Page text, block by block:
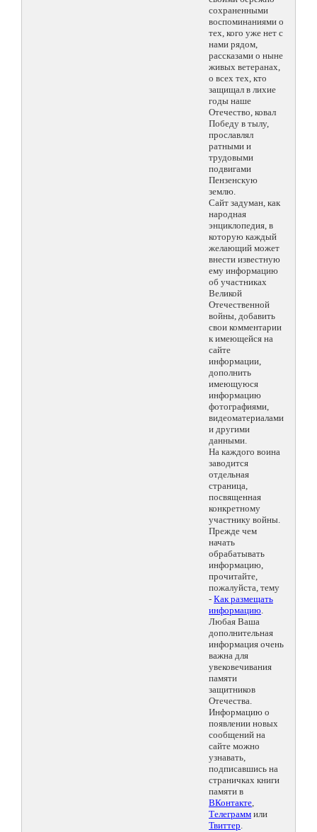
сохраненными
воспоминаниями о
тех, кого уже нет с
нами рядом,
рассказами о ныне
живых ветеранах,
о всех тех, кто
защищал в лихие
годы наше
Отечество, ковал
Победу в тылу,
прославлял
ратными и
трудовыми
подвигами
Пензенскую
землю.
Сайт задуман, как
народная
энциклопедия, в
которую каждый
желающий может
внести известную
ему информацию
об участниках
Великой
Отечественной
войны, добавить
свои комментарии
к имеющейся на
сайте
информации,
дополнить
имеющуюся
информацию
фотографиями,
видеоматериалами
и другими
данными.
На каждого воина
заводится
отдельная
страница,
посвященная
конкретному
участнику войны.
Прежде чем
начать
обрабатывать
информацию,
прочитайте,
пожалуйста, тему
- Как размещать
информацию.
Любая Ваша
дополнительная
информация очень
важна для
увековечивания
памяти
защитников
Отечества.
Информацию о
появлении новых
сообщений на
сайте можно
узнавать,
подписавшись на
страничках книги
памяти в
ВКонтакте,
Телеграмм или
Твиттер.